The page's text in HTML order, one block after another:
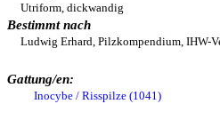
Utriform, dickwandig
Bestimmt nach
Ludwig Erhard, Pilzkompendium, IHW-
Gattung/en:
Inocybe / Risspilze (1041)